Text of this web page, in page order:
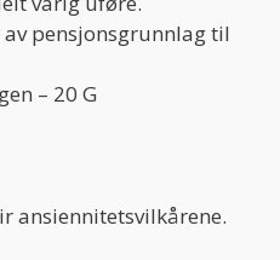
av pensjonsgrunnlag til
– 20 G
ansiennitetsvilkårene.